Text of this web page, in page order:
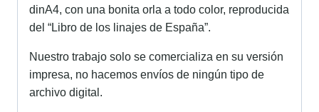
dinA4, con una bonita orla a todo color, reproducida
del “Libro de los linajes de España”.
Nuestro trabajo solo se comercializa en su versión
impresa, no hacemos envíos de ningún tipo de
archivo digital.